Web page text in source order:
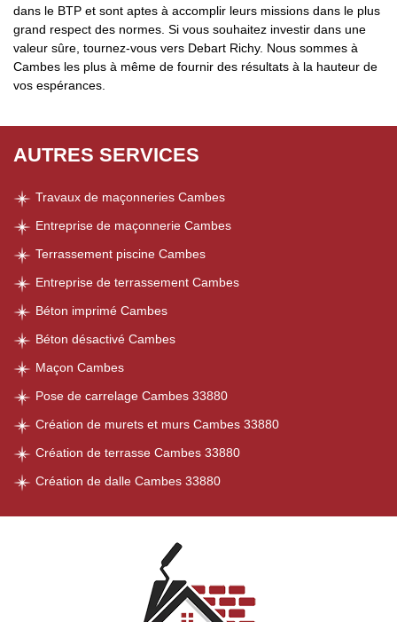
dans le BTP et sont aptes à accomplir leurs missions dans le plus
grand respect des normes. Si vous souhaitez investir dans une
valeur sûre, tournez-vous vers Debart Richy. Nous sommes à
Cambes les plus à même de fournir des résultats à la hauteur de
vos espérances.
AUTRES SERVICES
Travaux de maçonneries Cambes
Entreprise de maçonnerie Cambes
Terrassement piscine Cambes
Entreprise de terrassement Cambes
Béton imprimé Cambes
Béton désactivé Cambes
Maçon Cambes
Pose de carrelage Cambes 33880
Création de murets et murs Cambes 33880
Création de terrasse Cambes 33880
Création de dalle Cambes 33880